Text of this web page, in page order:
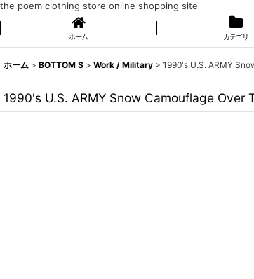
the poem clothing store online shopping site
ホーム カテゴリ
ホーム > BOTTOM S > Work / Military > 1990's U.S. ARMY
1990's U.S. ARMY Snow Camouflage